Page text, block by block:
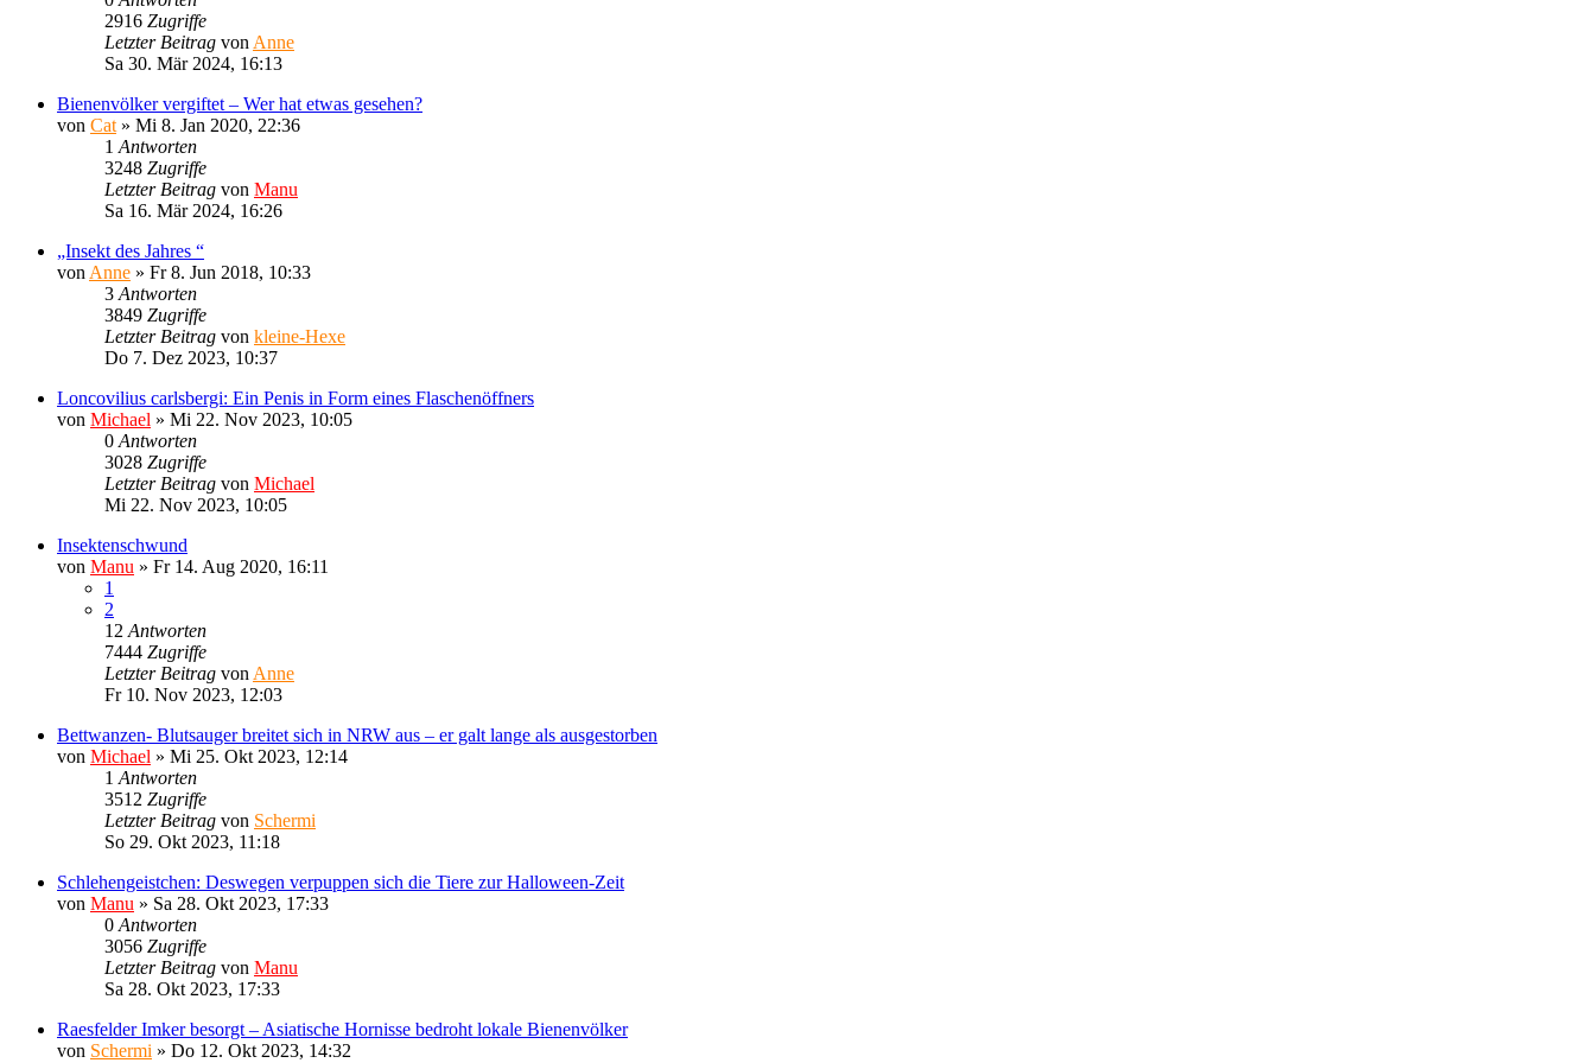
2916 Zugriffe
Letzter Beitrag von Anne
Sa 30. Mär 2024, 16:13
Bienenvölker vergiftet – Wer hat etwas gesehen?
von Cat » Mi 8. Jan 2020, 22:36
1 Antworten
3248 Zugriffe
Letzter Beitrag von Manu
Sa 16. Mär 2024, 16:26
„Insekt des Jahres “
von Anne » Fr 8. Jun 2018, 10:33
3 Antworten
3849 Zugriffe
Letzter Beitrag von kleine-Hexe
Do 7. Dez 2023, 10:37
Loncovilius carlsbergi: Ein Penis in Form eines Flaschenöffners
von Michael » Mi 22. Nov 2023, 10:05
0 Antworten
3028 Zugriffe
Letzter Beitrag von Michael
Mi 22. Nov 2023, 10:05
Insektenschwund
von Manu » Fr 14. Aug 2020, 16:11
1
2
12 Antworten
7444 Zugriffe
Letzter Beitrag von Anne
Fr 10. Nov 2023, 12:03
Bettwanzen- Blutsauger breitet sich in NRW aus – er galt lange als ausgestorben
von Michael » Mi 25. Okt 2023, 12:14
1 Antworten
3512 Zugriffe
Letzter Beitrag von Schermi
So 29. Okt 2023, 11:18
Schlehengeistchen: Deswegen verpuppen sich die Tiere zur Halloween-Zeit
von Manu » Sa 28. Okt 2023, 17:33
0 Antworten
3056 Zugriffe
Letzter Beitrag von Manu
Sa 28. Okt 2023, 17:33
Raesfelder Imker besorgt – Asiatische Hornisse bedroht lokale Bienenvölker
von Schermi » Do 12. Okt 2023, 14:32